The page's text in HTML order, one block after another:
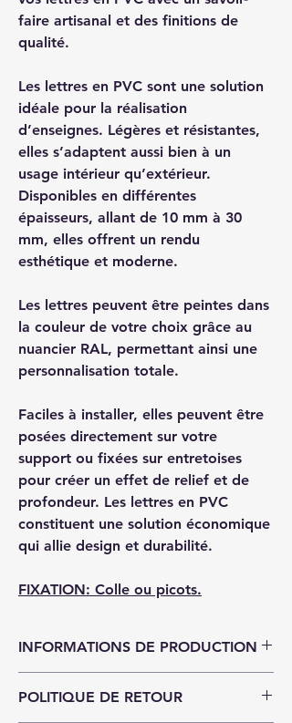
faire artisanal et des finitions de
qualité.
Les lettres en PVC sont une solution
idéale pour la réalisation
d’enseignes. Légères et résistantes,
elles s’adaptent aussi bien à un
usage intérieur qu’extérieur.
Disponibles en différentes
épaisseurs, allant de 10 mm à 30
mm, elles offrent un rendu
esthétique et moderne.
Les lettres peuvent être peintes dans
la couleur de votre choix grâce au
nuancier RAL, permettant ainsi une
personnalisation totale.
Faciles à installer, elles peuvent être
posées directement sur votre
support ou fixées sur entretoises
pour créer un effet de relief et de
profondeur. Les lettres en PVC
constituent une solution économique
qui allie design et durabilité.
FIXATION: Colle ou picots.
INFORMATIONS DE PRODUCTION
reconnu pour sa légèreté, sa résistance et
sa facilité de mise en forme.
POLITIQUE DE RETOUR